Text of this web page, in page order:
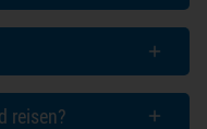
reisen?